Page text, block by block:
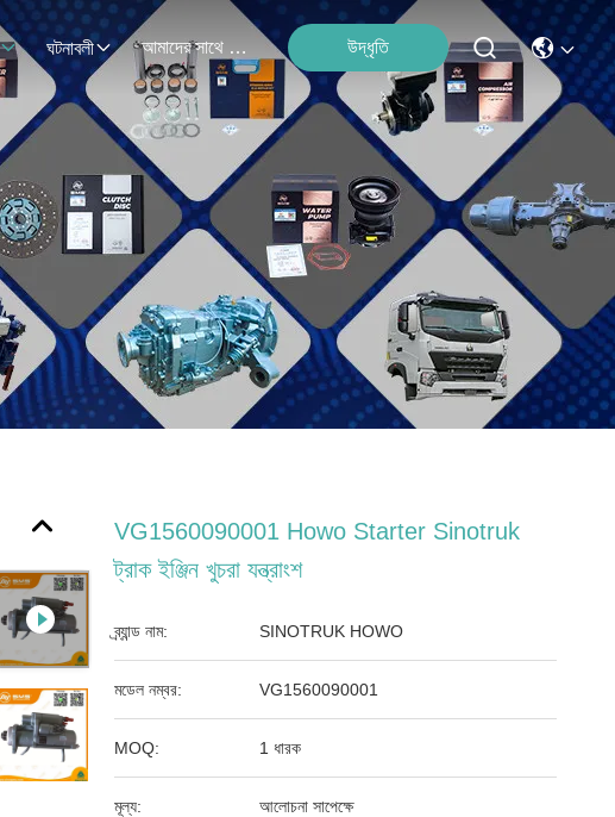
ঘটনাবলী আমাদের সাথে যোগাযোগ উদ্ধৃতি
VG1560090001 Howo Starter Sinotruk
ট্রাক ইঞ্জিন খুচরা যন্ত্রাংশ
ব্র্যান্ড নাম: SINOTRUK HOWO
মডেল নম্বর: VG1560090001
MOQ: 1 ধারক
মূল্য: আলোচনা সাপেক্ষে